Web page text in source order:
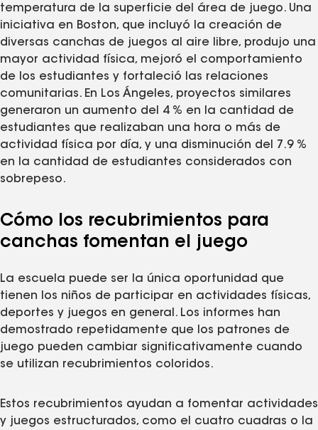
temperatura de la superficie del área de juego. Una
iniciativa en Boston, que incluyó la creación de
diversas canchas de juegos al aire libre, produjo una
mayor actividad física, mejoró el comportamiento
de los estudiantes y fortaleció las relaciones
comunitarias. En Los Ángeles, proyectos similares
generaron un aumento del 4 % en la cantidad de
estudiantes que realizaban una hora o más de
actividad física por día, y una disminución del 7.9 %
en la cantidad de estudiantes considerados con
sobrepeso.
Cómo los recubrimientos para
canchas fomentan el juego
La escuela puede ser la única oportunidad que
tienen los niños de participar en actividades físicas,
deportes y juegos en general. Los informes han
demostrado repetidamente que los patrones de
juego pueden cambiar significativamente cuando
se utilizan recubrimientos coloridos.
Estos recubrimientos ayudan a fomentar actividades
y juegos estructurados, como el cuatro cuadras o la